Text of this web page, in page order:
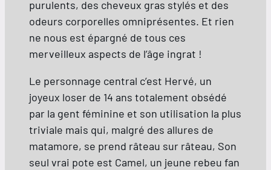
purulents, des cheveux gras stylés et des
odeurs corporelles omniprésentes. Et rien
ne nous est épargné de tous ces
merveilleux aspects de l’âge ingrat !
Le personnage central c’est Hervé, un
joyeux loser de 14 ans totalement obsédé
par la gent féminine et son utilisation la plus
triviale mais qui, malgré des allures de
matamore, se prend râteau sur râteau, Son
seul vrai pote est Camel, un jeune rebeu fan